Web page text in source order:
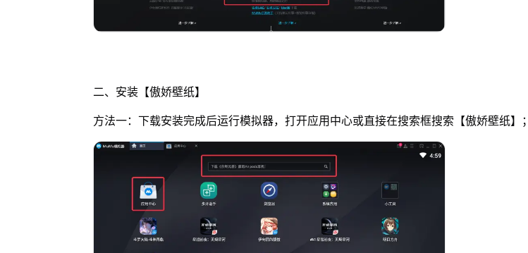
二、安装【傲娇壁纸】
方法一：下载安装完成后运行模拟器，打开应用中心或直接在搜索框搜索【傲娇壁纸】；